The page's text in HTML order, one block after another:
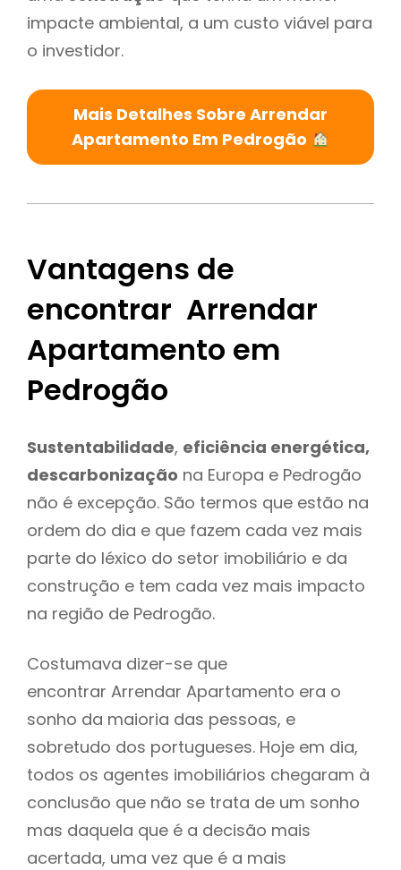
impacte ambiental, a um custo viável para
o investidor.
Mais Detalhes Sobre Arrendar
Apartamento Em Pedrogão
Vantagens de
encontrar Arrendar
Apartamento em
Pedrogão
Sustentabilidade, eficiência energética,
descarbonização na Europa e Pedrogão
não é excepção. São termos que estão na
ordem do dia e que fazem cada vez mais
parte do léxico do setor imobiliário e da
construção e tem cada vez mais impacto
na região de Pedrogão.
Costumava dizer-se que
encontrar Arrendar Apartamento era o
sonho da maioria das pessoas, e
sobretudo dos portugueses. Hoje em dia,
todos os agentes imobiliários chegaram à
conclusão que não se trata de um sonho
mas daquela que é a decisão mais
acertada, uma vez que é a mais